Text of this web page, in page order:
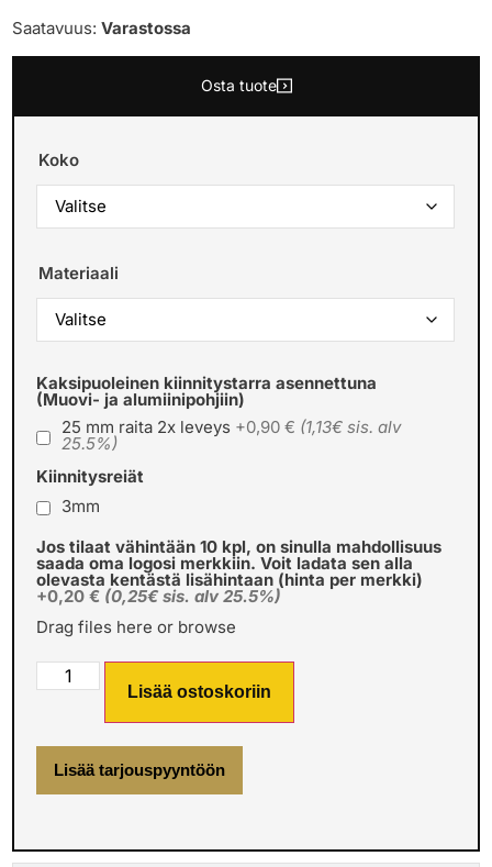
Saatavuus:Varastossa
Osta tuote
Koko
Materiaali
Kaksipuoleinen kiinnitystarra asennettuna
(Muovi- ja alumiinipohjiin)
25 mm raita 2x leveys +0,90 € (1,13€ sis. alv
25.5%)
Kiinnitysreiät
3mm
Jos tilaat vähintään 10 kpl, on sinulla mahdollisuus
saada oma logosi merkkiin. Voit ladata sen alla
olevasta kentästä lisähintaan (hinta per merkki)
+0,20 € (0,25€ sis. alv 25.5%)
Drag files here or browse
Lisää ostoskoriin
Lisää tarjouspyyntöön